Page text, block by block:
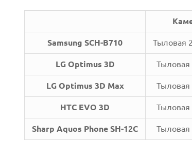
Samsung SCH-B710 Тыловая
LG Optimus 3D
LG Optimus 3D Max
HTC EVO 3D
Sharp Aquos Phone SH-12C